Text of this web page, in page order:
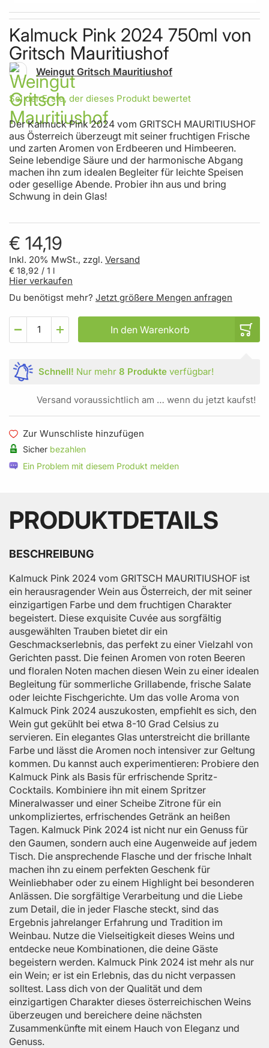
Skip to the beginning of the images gallery
Kalmuck Pink 2024 750ml von
Gritsch Mauritiushof
Weingut Gritsch Mauritiushof
Sei der Erste, der dieses Produkt bewertet
Der Kalmuck Pink 2024 vom GRITSCH MAURITIUSHOF
aus Österreich überzeugt mit seiner fruchtigen Frische
und zarten Aromen von Erdbeeren und Himbeeren.
Seine lebendige Säure und der harmonische Abgang
machen ihn zum idealen Begleiter für leichte Speisen
oder gesellige Abende. Probier ihn aus und bring
Schwung in dein Glas!
€ 14,19
Inkl. 20% MwSt., zzgl. Versand
€ 18,92 / 1 l
Hier verkaufen
Du benötigst mehr? Jetzt größere Mengen anfragen
In den Warenkorb
Schnell! Nur mehr 8 Produkteverfügbar!
Versand voraussichtlich am … wenn du jetzt kaufst!
Zur Wunschliste hinzufügen
Sicher bezahlen
Ein Problem mit diesem Produkt melden
PRODUKTDETAILS
BESCHREIBUNG
Kalmuck Pink 2024 vom GRITSCH MAURITIUSHOF ist
ein herausragender Wein aus Österreich, der mit seiner
einzigartigen Farbe und dem fruchtigen Charakter
begeistert. Diese exquisite Cuvée aus sorgfältig
ausgewählten Trauben bietet dir ein
Geschmackserlebnis, das perfekt zu einer Vielzahl von
Gerichten passt. Die feinen Aromen von roten Beeren
und floralen Noten machen diesen Wein zu einer idealen
Begleitung für sommerliche Grillabende, frische Salate
oder leichte Fischgerichte. Um das volle Aroma von
Kalmuck Pink 2024 auszukosten, empfiehlt es sich, den
Wein gut gekühlt bei etwa 8-10 Grad Celsius zu
servieren. Ein elegantes Glas unterstreicht die brillante
Farbe und lässt die Aromen noch intensiver zur Geltung
kommen. Du kannst auch experimentieren: Probiere den
Kalmuck Pink als Basis für erfrischende Spritz-
Cocktails. Kombiniere ihn mit einem Spritzer
Mineralwasser und einer Scheibe Zitrone für ein
unkompliziertes, erfrischendes Getränk an heißen
Tagen. Kalmuck Pink 2024 ist nicht nur ein Genuss für
den Gaumen, sondern auch eine Augenweide auf jedem
Tisch. Die ansprechende Flasche und der frische Inhalt
machen ihn zu einem perfekten Geschenk für
Weinliebhaber oder zu einem Highlight bei besonderen
Anlässen. Die sorgfältige Verarbeitung und die Liebe
zum Detail, die in jeder Flasche steckt, sind das
Ergebnis jahrelanger Erfahrung und Tradition im
Weinbau. Nutze die Vielseitigkeit dieses Weins und
entdecke neue Kombinationen, die deine Gäste
begeistern werden. Kalmuck Pink 2024 ist mehr als nur
ein Wein; er ist ein Erlebnis, das du nicht verpassen
solltest. Lass dich von der Qualität und dem
einzigartigen Charakter dieses österreichischen Weins
überzeugen und bereichere deine nächsten
Zusammenkünfte mit einem Hauch von Eleganz und
Genuss.